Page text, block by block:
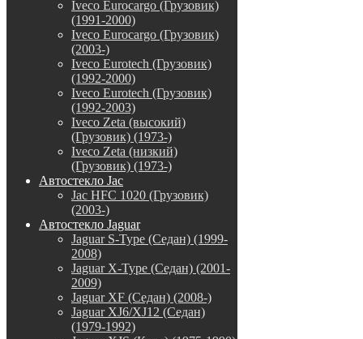
Iveco Eurocargo (Грузовик)
(1991-2000)
Iveco Eurocargo (Грузовик)
(2003-)
Iveco Eurotech (Грузовик)
(1992-2000)
Iveco Eurotech (Грузовик)
(1992-2003)
Iveco Zeta (высокий)
(Грузовик) (1973-)
Iveco Zeta (низкий)
(Грузовик) (1973-)
Автостекло Jac
Jac HFC 1020 (Грузовик)
(2003-)
Автостекло Jaguar
Jaguar S-Type (Седан) (1999-
2008)
Jaguar X-Type (Седан) (2001-
2009)
Jaguar XF (Седан) (2008-)
Jaguar XJ6/XJ12 (Седан)
(1979-1992)